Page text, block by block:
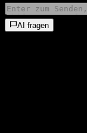
AI fragen